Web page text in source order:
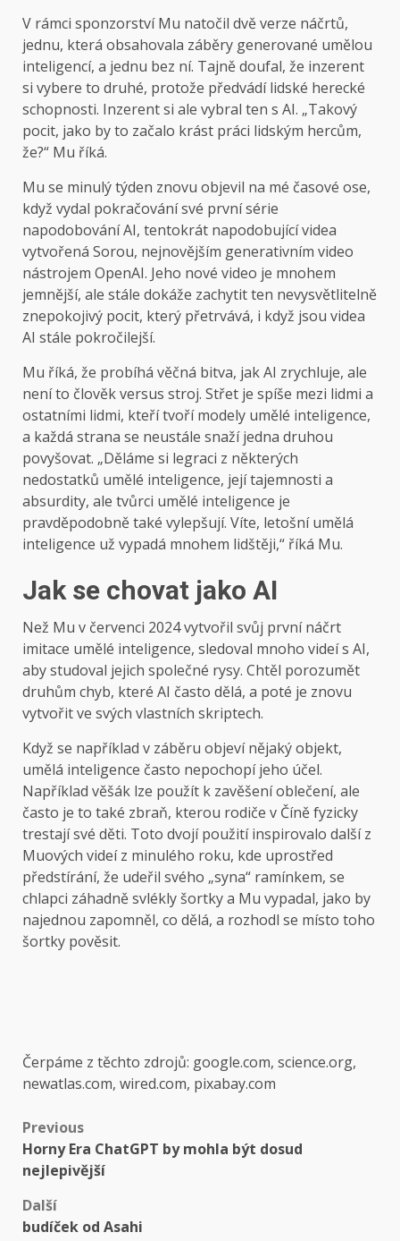
V rámci sponzorství Mu natočil dvě verze náčrtů,
jednu, která obsahovala záběry generované umělou
inteligencí, a jednu bez ní. Tajně doufal, že inzerent
si vybere to druhé, protože předvádí lidské herecké
schopnosti. Inzerent si ale vybral ten s AI. „Takový
pocit, jako by to začalo krást práci lidským hercům,
že?“ Mu říká.
Mu se minulý týden znovu objevil na mé časové ose,
když vydal pokračování své první série
napodobování AI, tentokrát napodobující videa
vytvořená Sorou, nejnovějším generativním video
nástrojem OpenAI. Jeho nové video je mnohem
jemnější, ale stále dokáže zachytit ten nevysvětlitelně
znepokojivý pocit, který přetrvává, i když jsou videa
AI stále pokročilejší.
Mu říká, že probíhá věčná bitva, jak AI zrychluje, ale
není to člověk versus stroj. Střet je spíše mezi lidmi a
ostatními lidmi, kteří tvoří modely umělé inteligence,
a každá strana se neustále snaží jedna druhou
povyšovat. „Děláme si legraci z některých
nedostatků umělé inteligence, její tajemnosti a
absurdity, ale tvůrci umělé inteligence je
pravděpodobně také vylepšují. Víte, letošní umělá
inteligence už vypadá mnohem lidštěji,“ říká Mu.
Jak se chovat jako AI
Než Mu v červenci 2024 vytvořil svůj první náčrt
imitace umělé inteligence, sledoval mnoho videí s AI,
aby studoval jejich společné rysy. Chtěl porozumět
druhům chyb, které AI často dělá, a poté je znovu
vytvořit ve svých vlastních skriptech.
Když se například v záběru objeví nějaký objekt,
umělá inteligence často nepochopí jeho účel.
Například věšák lze použít k zavěšení oblečení, ale
často je to také zbraň, kterou rodiče v Číně fyzicky
trestají své děti. Toto dvojí použití inspirovalo další z
Muových videí z minulého roku, kde uprostřed
předstírání, že udeřil svého „syna“ ramínkem, se
chlapci záhadně svlékly šortky a Mu vypadal, jako by
najednou zapomněl, co dělá, a rozhodl se místo toho
šortky pověsit.
Čerpáme z těchto zdrojů: google.com, science.org,
newatlas.com, wired.com, pixabay.com
Post
navigation
Previous
Horny Era ChatGPT by mohla být dosud
nejlepivější
Další
budíček od Asahi